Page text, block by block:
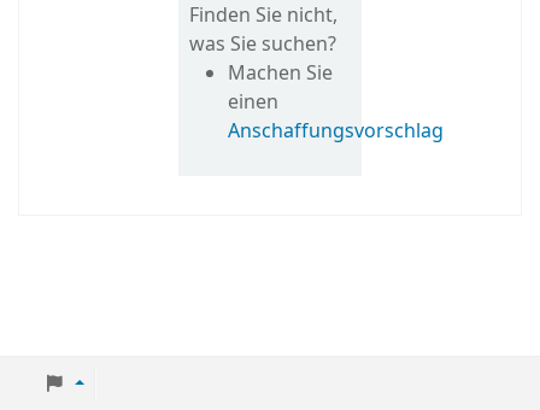
Finden Sie nicht,
was Sie suchen?
Machen Sie
einen
Anschaffungsvorschlag